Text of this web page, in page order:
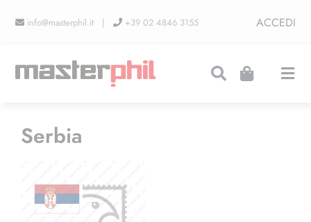
info@masterphil.it | +39 02 4846 3155 ACCEDI
LINEA COLLEZIONISMO
Serbia